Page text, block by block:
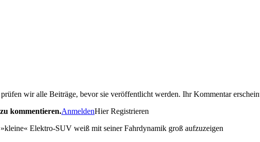
wir alle Beiträge, bevor sie veröffentlicht werden. Ihr Kommentar
kommentieren.AnmeldenHier Registrieren
Elektro-SUV weiß mit seiner Fahrdynamik groß aufzuzeigen